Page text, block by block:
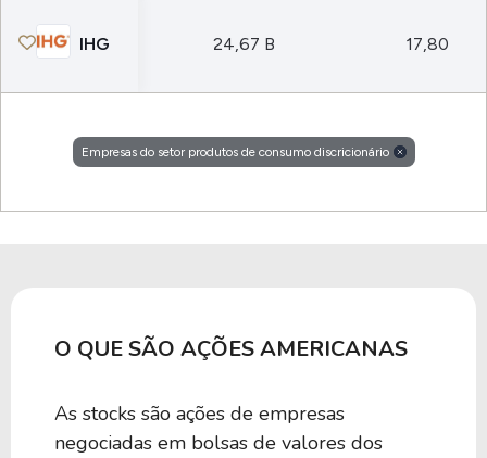
IHG 24,67 B 17,80
Empresas do setor produtos de consumo discricionário
O QUE SÃO AÇÕES AMERICANAS
As stocks são ações de empresas
negociadas em bolsas de valores dos